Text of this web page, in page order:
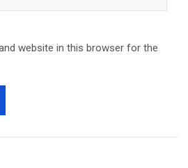
website in this browser for the